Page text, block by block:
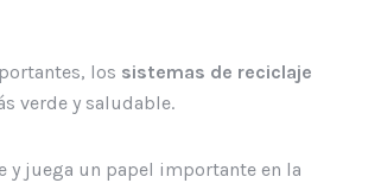
los sistemas de reciclaje
verde y saludable.
y juega un papel importante en la